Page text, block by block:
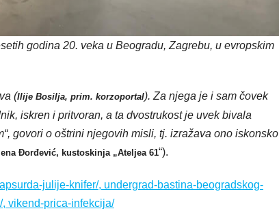
godina 20. veka u Beogradu, Zagrebu, u evropskim
(Ilije Bosilja, prim. korzoportal). Za njega je i sam čovek
iskren i pritvoran, a ta dvostrukost je uvek bivala
govori o oštrini njegovih misli, tj. izražava ono iskonsko
Đorđević, kustoskinja „Ateljea 61“).
julije-knifer/, undergrad-bastina-beogradskog-
vikend-prica-infekcija/